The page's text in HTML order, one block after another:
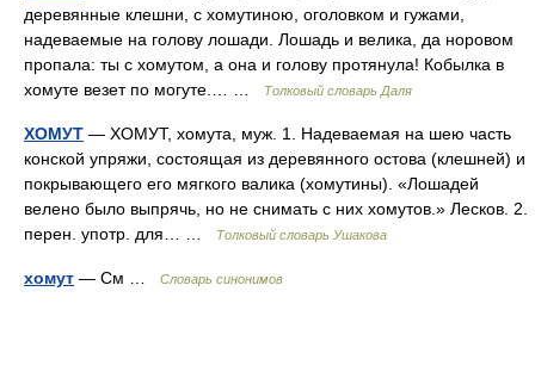
деревянные клешни, с хомутиною, оголовком и гужами,
надеваемые на голову лошади. Лошадь и велика, да норовом
пропала: ты с хомутом, а она и голову протянула! Кобылка в
хомуте везет по могуте.… …
Толковый словарь Даля
ХОМУТ — ХОМУТ, хомута, муж. 1. Надеваемая на шею часть
конской упряжи, состоящая из деревянного остова (клешней) и
покрывающего его мягкого валика (хомутины). «Лошадей
велено было выпрячь, но не снимать с них хомутов.» Лесков. 2.
перен. употр. для… …
Толковый словарь Ушакова
хомут — См … Словарь синонимов